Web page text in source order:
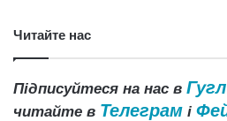
Читайте нас
Підписуйтеся на нас в
читайте в Телеграм і